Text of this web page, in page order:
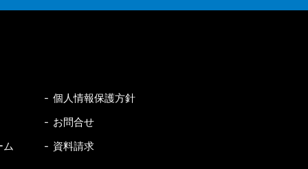
ム
個人情報保護方針
お問合せ
資料請求